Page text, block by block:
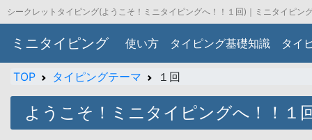
シークレットタイピング(ようこそ！ミニタイピングへ！！１回)｜ミニタイピン
ミニタイピング 使い方 タイピング基礎知識 タイ
TOP タイピングテーマ １回
ようこそ！ミニタイピングへ！！１